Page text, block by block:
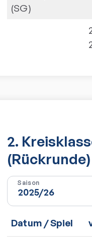
(SG)
2.
(Rückrunde)
Saison
Datum / Spiel